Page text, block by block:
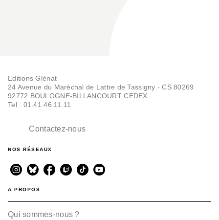
Editions Glénat
24 Avenue du Maréchal de Lattre de Tassigny - CS 80269
92772 BOULOGNE-BILLANCOURT CEDEX
Tel : 01.41.46.11.11
Contactez-nous
NOS RÉSEAUX
A PROPOS
Qui sommes-nous ?